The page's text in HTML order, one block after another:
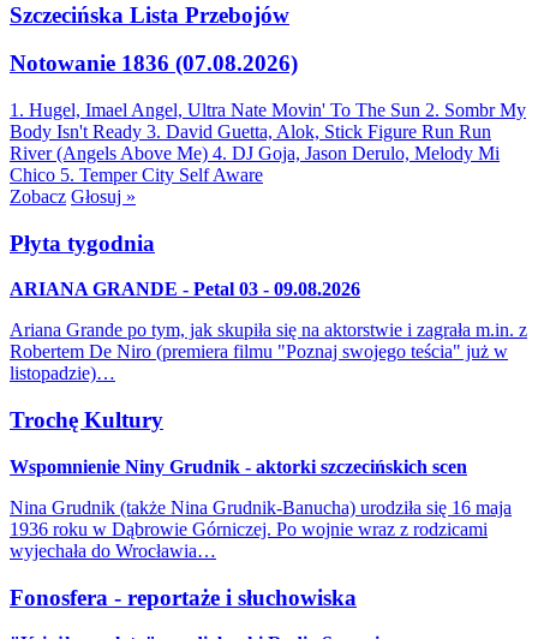
Szczecińska Lista Przebojów
Notowanie 1836 (07.08.2026)
1. Hugel, Imael Angel, Ultra Nate Movin' To The Sun 2. Sombr My
Body Isn't Ready 3. David Guetta, Alok, Stick Figure Run Run
River (Angels Above Me) 4. DJ Goja, Jason Derulo, Melody Mi
Chico 5. Temper City Self Aware
Zobacz Głosuj »
Płyta tygodnia
ARIANA GRANDE - Petal 03 - 09.08.2026
Ariana Grande po tym, jak skupiła się na aktorstwie i zagrała m.in. z
Robertem De Niro (premiera filmu "Poznaj swojego teścia" już w
listopadzie)…
Trochę Kultury
Wspomnienie Niny Grudnik - aktorki szczecińskich scen
Nina Grudnik (także Nina Grudnik-Banucha) urodziła się 16 maja
1936 roku w Dąbrowie Górniczej. Po wojnie wraz z rodzicami
wyjechała do Wrocławia…
Fonosfera - reportaże i słuchowiska